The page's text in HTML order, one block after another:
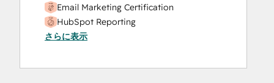
Email Marketing Certification
HubSpot Reporting
HubSpot Solutions Partner
Inbound Sales
さらに表示